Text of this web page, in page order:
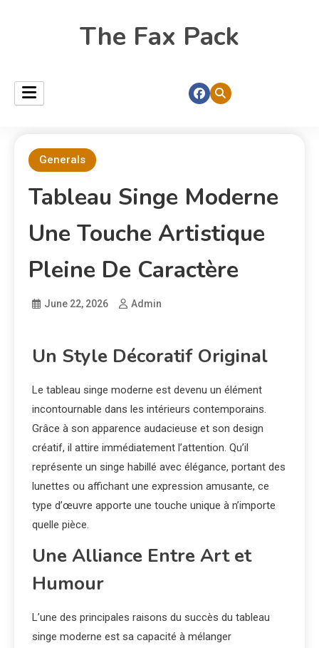
The Fax Pack
Generals
Tableau Singe Moderne
Une Touche Artistique
Pleine De Caractère
June 22, 2026 Admin
Un Style Décoratif Original
Le tableau singe moderne est devenu un élément
incontournable dans les intérieurs contemporains.
Grâce à son apparence audacieuse et son design
créatif, il attire immédiatement l’attention. Qu’il
représente un singe habillé avec élégance, portant des
lunettes ou affichant une expression amusante, ce
type d’œuvre apporte une touche unique à n’importe
quelle pièce.
Une Alliance Entre Art et
Humour
L’une des principales raisons du succès du tableau
singe moderne est sa capacité à mélanger